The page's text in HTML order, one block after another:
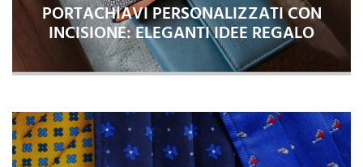
PORTACHIAVI PERSONALIZZATI CON
INCISIONE: ELEGANTI IDEE REGALO